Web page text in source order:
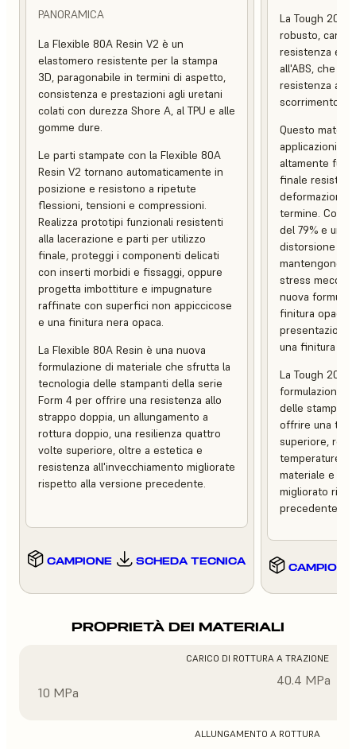
PANORAMICA
La Flexible 80A Resin V2 è un
elastomero resistente per la stampa
3D, paragonabile in termini di aspetto,
consistenza e prestazioni agli uretani
colati con durezza Shore A, al TPU e alle
gomme dure.
Le parti stampate con la Flexible 80A
Resin V2 tornano automaticamente in
posizione e resistono a ripetute
flessioni, tensioni e compressioni.
Realizza prototipi funzionali resistenti
alla lacerazione e parti per utilizzo
finale, proteggi i componenti delicati
con inserti morbidi e fissaggi, oppure
progetta imbottiture e impugnature
raffinate con superfici non appiccicose
e una finitura nera opaca.
La Flexible 80A Resin è una nuova
formulazione di materiale che sfrutta la
tecnologia delle stampanti della serie
Form 4 per offrire una resistenza allo
strappo doppia, un allungamento a
rottura doppio, una resilienza quattro
volte superiore, oltre a estetica e
resistenza all'invecchiamento migliorate
rispetto alla versione precedente.
CAMPIONE SCHEDA TECNICA
La Tough
robusto,
resistenza e
all'ABS, che
resistenza alle
scorrimento.
Questo
applicazioni
altamente
finale
deformazione
termine. Con
del 79% e una
distorsione
mantengono
stress
nuova
finitura opaca,
presentazione
una finitura
La Tough 2000
formulazione
delle
offrire una
superiore,
temperature,
materiale e un
migliorato
precedente.
CAMPIONE
PROPRIETÀ DEI MATERIALI
CARICO DI ROTTURA A TRAZIONE
10 MPa
40.4 MPa
ALLUNGAMENTO A ROTTURA